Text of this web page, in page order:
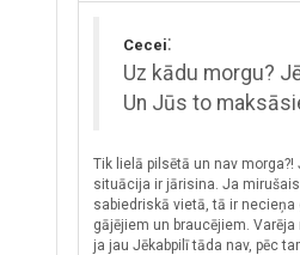
Cecei:
Uz kādu morgu?
Un Jūs to
Tik lielā pilsētā un nav
situācija ir jārisina. Ja
sabiedriskā vietā, tā ir
gājējiem un braucējiem.
ja jau Jēkabpilī tāda nav, pēc